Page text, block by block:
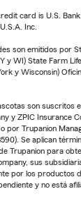
card is U.S. Bank
Inc.
son emitidos por
y WI) State Farm
y Wisconsin)
son suscritos
y ZPIC Insurance
por Trupanion
Se aplican
Trupanion para
sus
por los productos
y no está